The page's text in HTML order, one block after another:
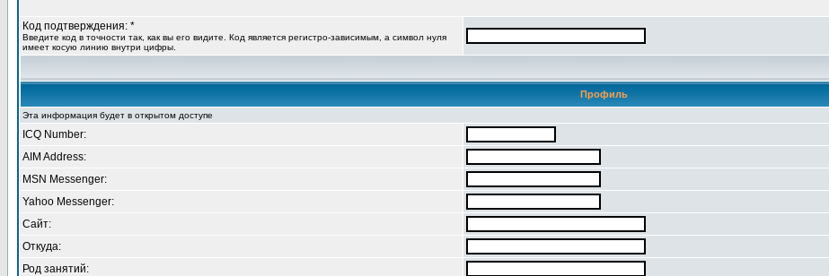
Код подтверждения: *
Введите код в точности так, как вы его видите. Код является регистро-зависимым, а символ нуля
имеет косую линию внутри цифры.
Профиль
Эта информация будет в открытом доступе
ICQ Number:
AIM Address:
MSN Messenger:
Yahoo Messenger:
Сайт:
Откуда:
Род занятий: